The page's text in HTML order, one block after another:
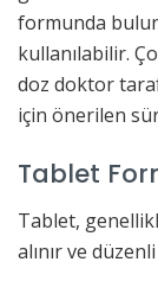
formunda
kullanılabilir.
doz doktor
için önerilen
Tablet
Tablet,
alınır ve